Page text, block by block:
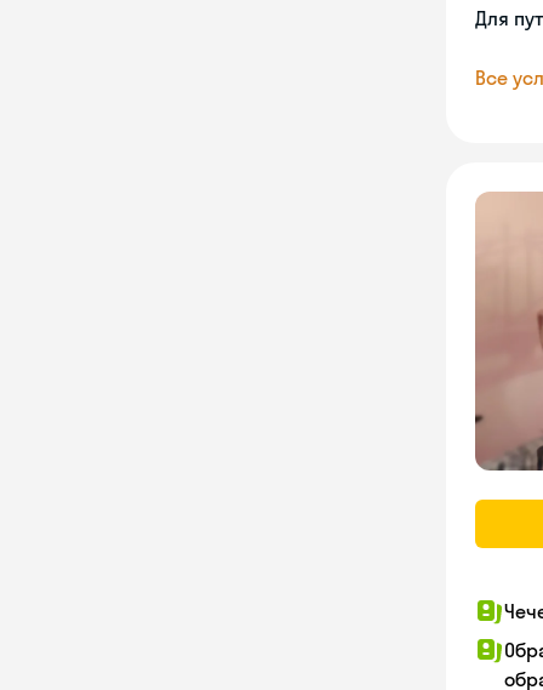
Для
Все